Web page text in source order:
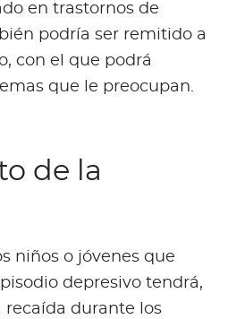
en trastornos de
podría ser remitido a
con el que podrá
que le preocupan.
de la
niños o jóvenes que
depresivo tendrá,
durante los